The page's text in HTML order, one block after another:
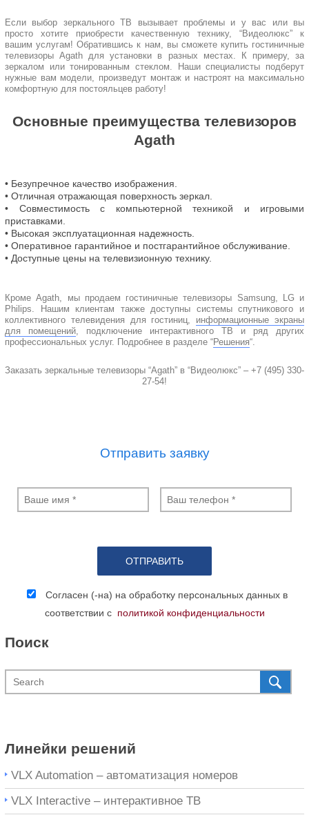
Если выбор зеркального ТВ вызывает проблемы и у вас или вы
просто хотите приобрести качественную технику, “Видеолюкс” к
вашим услугам! Обратившись к нам, вы сможете купить гостиничные
телевизоры Agath для установки в разных местах. К примеру, за
зеркалом или тонированным стеклом. Наши специалисты подберут
нужные вам модели, произведут монтаж и настроят на максимально
комфортную для постояльцев работу!
Основные преимущества телевизоров
Agath
• Безупречное качество изображения.
• Отличная отражающая поверхность зеркал.
• Совместимость с компьютерной техникой и игровыми
приставками.
• Высокая эксплуатационная надежность.
• Оперативное гарантийное и постгарантийное обслуживание.
• Доступные цены на телевизионную технику.
Кроме Agath, мы продаем гостиничные телевизоры Samsung, LG и
Philips. Нашим клиентам также доступны системы спутникового и
коллективного телевидения для гостиниц, информационные экраны
для помещений, подключение интерактивного ТВ и ряд других
профессиональных услуг. Подробнее в разделе “Решения“.
Заказать зеркальные телевизоры “Agath” в “Видеолюкс” – +7 (495) 330-
27-54!
Отправить заявку
Согласен (-на) на обработку персональных данных в
соответствии с политикой конфиденциальности
Поиск
Линейки решений
VLX Automation – автоматизация номеров
VLX Interactive – интерактивное ТВ